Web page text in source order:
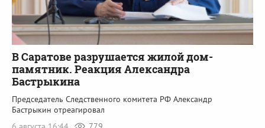
В Саратове разрушается жилой дом-
памятник. Реакция Александра
Бастрыкина
Председатель Следственного комитета РФ Александр
Бастрыкин отреагировал